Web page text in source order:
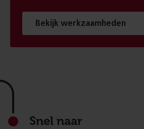
Bekijk werkzaamheden
Footer
Snel naar